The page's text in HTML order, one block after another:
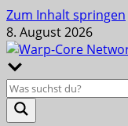
Zum Inhalt springen
8. August 2026